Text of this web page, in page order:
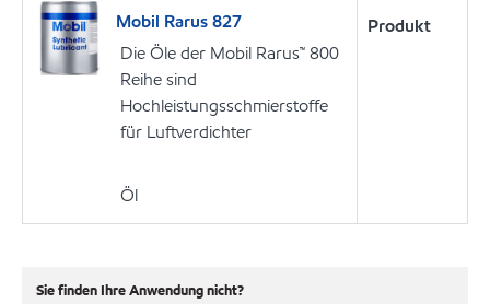
Mobil Rarus 827
Die Öle der Mobil Rarus™ 800
Reihe sind
Hochleistungsschmierstoffe
für Luftverdichter
Öl
Produkt
Sie finden Ihre Anwendung nicht?